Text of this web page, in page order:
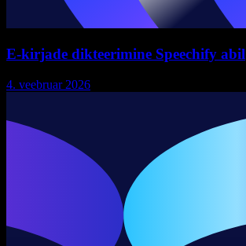
E-kirjade dikteerimine Speechify abil
4. veebruar 2026